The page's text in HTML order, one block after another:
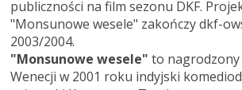
publiczności na film sezonu DKF.
"Monsunowe wesele" zakończy dkf-
2003/2004.
"Monsunowe wesele" to nagrodzony
Wenecji w 2001 roku indyjski